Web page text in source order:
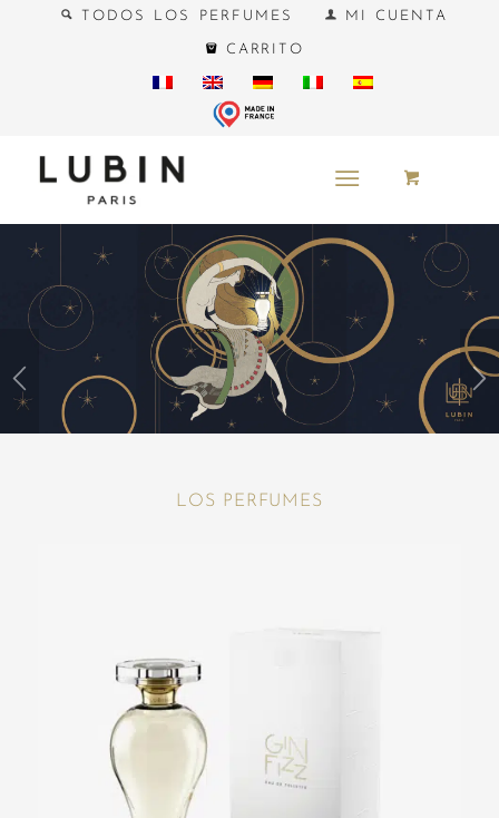
TODOS LOS PERFUMES MI CUENTA
CARRITO
LOS PERFUMES